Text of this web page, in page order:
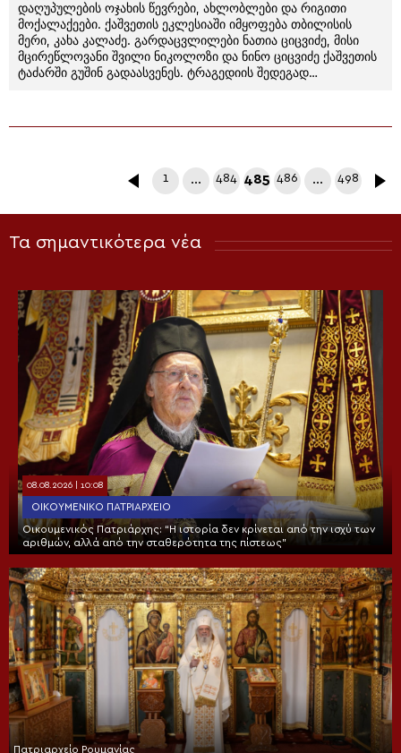
დაღუპულების ოჯახის წევრები, ახლობლები და რიგითი
მოქალაქეები. ქაშვეთის ეკლესიაში იმყოფება თბილისის
მერი, კახა კალაძე. გარდაცვლილები ნათია ციცვიძე, მისი
მცირეწლოვანი შვილი ნიკოლოზი და ნინო ციცვიძე ქაშვეთის
ტაძარში გუშინ გადაასვენეს. ტრაგედიის შედეგად…
1 … 484 485 486 … 498
Τα σημαντικότερα νέα
08.08.2026 | 10:08
ΟΙΚΟΥΜΕΝΙΚΌ ΠΑΤΡΙΑΡΧΕΊΟ
Οικουμενικός Πατριάρχης: “Η ιστορία δεν κρίνεται από την ισχύ των
αριθμών, αλλά από την σταθερότητα της πίστεως”
Πατριαρχείο Ρουμανίας